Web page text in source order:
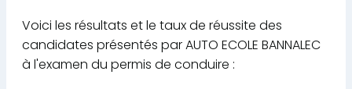
Voici les résultats et le taux de réussite des
candidates présentés par AUTO ECOLE BANNALEC
à l'examen du permis de conduire :